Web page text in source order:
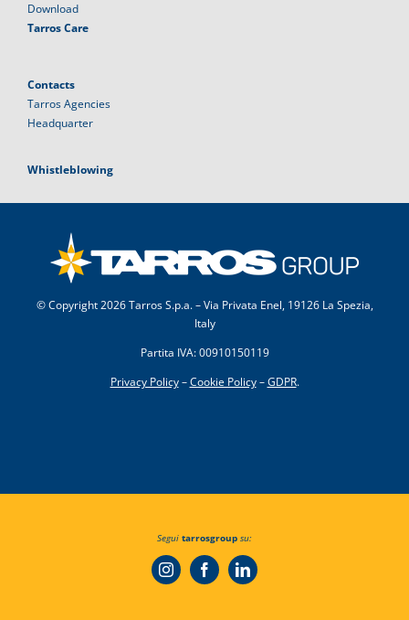
Download
Tarros Care
Contacts
Tarros Agencies
Headquarter
Whistleblowing
© Copyright2026 Tarros S.p.a. – Via Privata Enel, 19126 La Spezia,
Italy
Partita IVA: 00910150119
Privacy Policy–Cookie Policy–GDPR.
Segui tarrosgroup su: